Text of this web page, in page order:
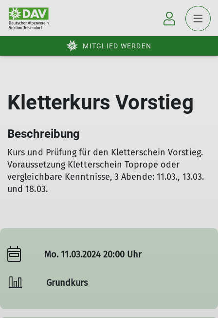
MITGLIED WERDEN
Kletterkurs Vorstieg
Beschreibung
Kurs und Prüfung für den Kletterschein Vorstieg.
Voraussetzung Kletterschein Toprope oder
vergleichbare Kenntnisse, 3 Abende: 11.03., 13.03.
und 18.03.
Mo. 11.03.2024 20:00 Uhr
Grundkurs